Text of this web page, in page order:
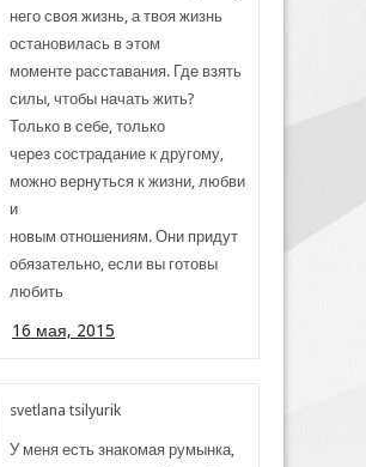
него своя жизнь, а твоя жизнь
остановилась в этом
моменте расставания. Где взять
силы, чтобы начать жить?
Только в себе, только
через сострадание к другому,
можно вернуться к жизни, любви
и
новым отношениям. Они придут
обязательно, если вы готовы
любить
16 мая, 2015
svetlana tsilyurik
У меня есть знакомая румынка,